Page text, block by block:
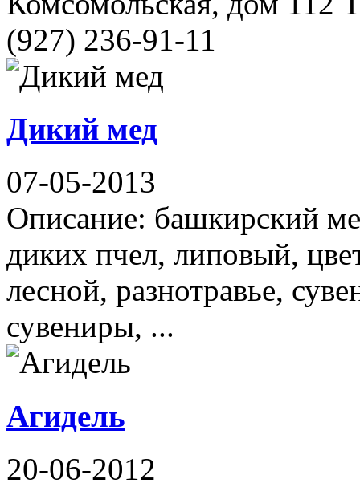
(927) 236-91-11
Дикий мед
07-05-2013
Описание: башкирский
диких пчел, липовый,
лесной, разнотравье,
сувениры, ...
Агидель
20-06-2012